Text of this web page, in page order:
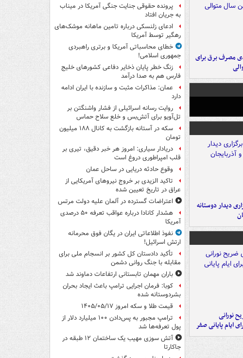
مصرف برق برای
دیدار دوستانه
نورانی
ایام پایانی صفر
پرونده حقوقی جنایت جنگی آمریکا در میناب
به جریان افتاد
ادعای زلنسکی درباره تامین ماهانه موشک‌های
رهگیر توسط آمریکا
خطای محاسباتی آمریکا و برتری راهبردی
جمهوری اسلامی!
زنگ خطر پایان ذخایر دفاعی کشورهای خلیج
فارس هم به صدا درآمد
عمان: مذاکرات مثبت و سازنده با ایران ادامه
دارد
روایت رسانه اسرائیلی از فشار واشنگتن بر
تل‌آویو برای آتش‌بس و خلع سلاح حماس
سکه در آستانه بازگشت به کانال ۱۸۸ میلیون
تومان
دریادار سیاری: امروز هر خبر دقیق، تیری بر
قلب امپراطوری دروغ است
وقوع حادثه دریایی در ساحل عمان
تاکید الزیدی بر خروج نیروهای آمریکایی از
عراق در تاریخ تعیین شده
اعتراضات گسترده در آلمان علیه دولت مرتس
هشدار کانادا درباره عواقب تعرفه ۵۰ درصدی
آمریکا
نفوذ اطلاعاتی ایران در یگان فوق محرمانه
ارتش اسرائیل!
تأکید دادستان کل کشور بر انسجام ملی برای
مقابله با جنگ روانی دشمن
باران مهمان تابستانی ارتفاعات دماوند شد
کوبا: فرمان اجرایی ترامپ باعث ایجاد بحران
بشردوستانه شده
قیمت طلا و سکه امروز ۱۴۰۵/۰۵/۱۷
ترامپ مجبور به پس‌دادن ۱۰۰ میلیارد دلار از
پول تعرفه‌ها شد
آتش سوزی مهیب یک ساختمان ۱۲ طبقه در
جاکارتا